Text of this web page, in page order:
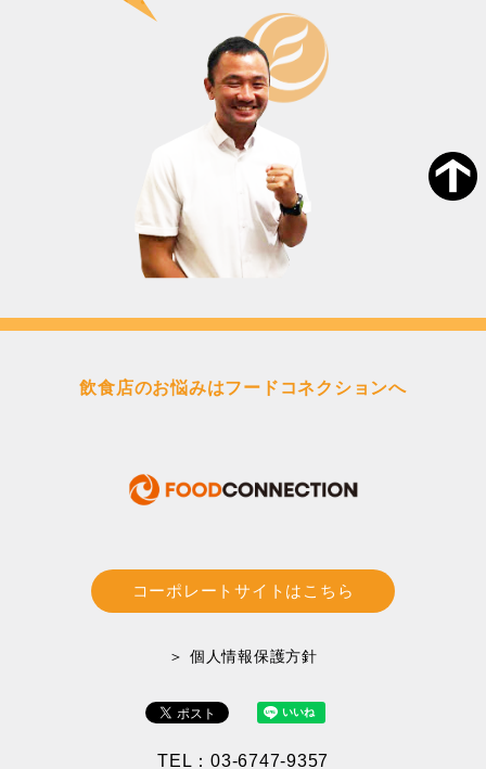
飲食店のお悩みはフードコネクションへ
コーポレートサイトはこちら
＞ 個人情報保護方針
TEL：03-6747-9357